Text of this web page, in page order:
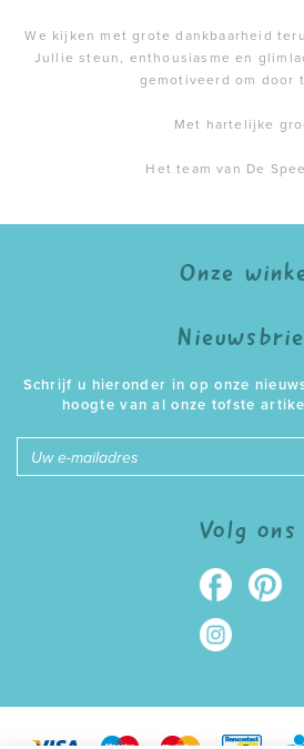
We kijken met grote dankbaarheid
Jullie steun, enthousiasme en
gemotiveerd om door
Met hartelijke
Het team van De
Onze
Schrijf u hieronder in op onze
hoogte van al onze tofste
Volg ons